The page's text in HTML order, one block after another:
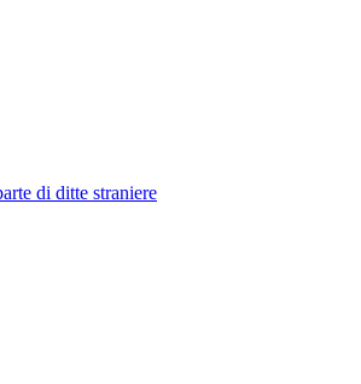
di ditte straniere